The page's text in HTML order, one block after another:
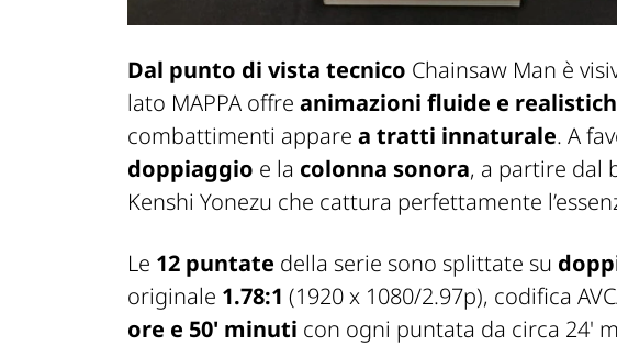
Dal punto di vista tecnico Chainsaw Man è
lato MAPPA offre animazioni fluide e
combattimenti appare a tratti innaturale. A
doppiaggio e la colonna sonora, a partire dal
Kenshi Yonezu che cattura perfettamente
Le 12 puntate della serie sono splittate su
originale 1.78:1 (1920 x 1080/2.97p), codifica
ore e 50' minuti con ogni puntata da circa 24'